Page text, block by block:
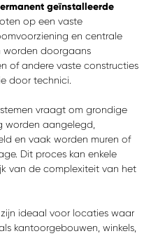
geïnstalleerde
op een vaste
en centrale
worden doorgaans
of andere vaste constructies
door technici.
vraagt om grondige
worden aangelegd,
en vaak worden muren of
Dit proces kan enkele
van de complexiteit van het
zijn ideaal voor locaties waar
kantoorgebouwen, winkels,